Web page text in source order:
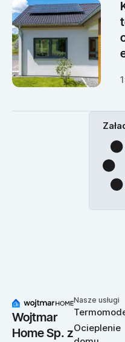
Wojtmar
Home Sp. z
Nasze usługi
Ocieplenie